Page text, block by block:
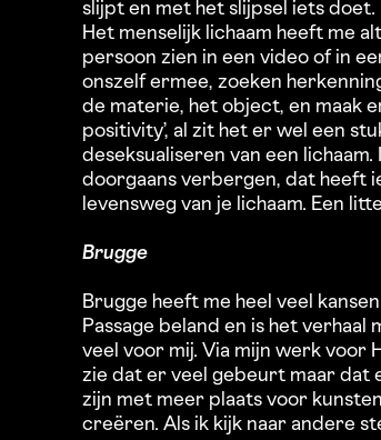
slijpt en met het slijpsel iets doet.
Het menselijk lichaam heeft me
persoon zien in een video of in
onszelf ermee, zoeken
de materie, het object, en maak
positivity’, al zit het er wel een
deseksualiseren van een
doorgaans verbergen, dat heeft
levensweg van je lichaam. Een
Brugge
Brugge heeft me heel veel
Passage beland en is het
veel voor mij. Via mijn werk voor
zie dat er veel gebeurt maar dat
zijn met meer plaats voor
creëren. Als ik kijk naar andere